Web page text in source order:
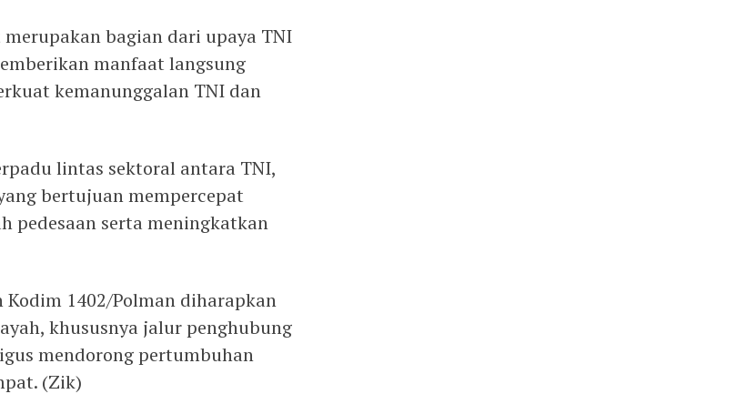
bagian dari upaya TNI
manfaat langsung
kemanunggalan TNI dan
lintas sektoral antara TNI,
bertujuan mempercepat
pedesaan serta meningkatkan
Kodim 1402/Polman diharapkan
khususnya jalur penghubung
mendorong pertumbuhan
(Zik)